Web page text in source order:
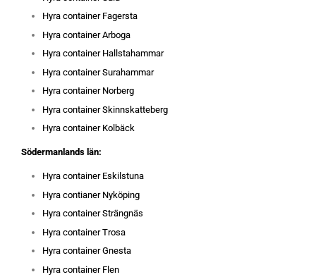
Hyra container Fagersta
Hyra container Arboga
Hyra container Hallstahammar
Hyra container Surahammar
Hyra container Norberg
Hyra container Skinnskatteberg
Hyra container Kolbäck
Södermanlands län:
Hyra container Eskilstuna
Hyra contianer Nyköping
Hyra container Strängnäs
Hyra container Trosa
Hyra container Gnesta
Hyra container Flen